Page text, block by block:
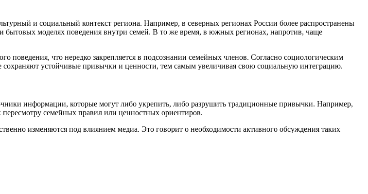
и социальный контекст региона. Например, в северных регионах России более распространены
бытовых моделях поведения внутри семей. В то же время, в южных регионах, напротив, чаще
что нередко закрепляется в подсознании семейных членов. Согласно социологическим
устойчивые привычки и ценности, тем самым увеличивая свою социальную интеграцию.
информации, которые могут либо укрепить, либо разрушить традиционные привычки. Например,
семейных правил или ценностных ориентиров.
изменяются под влиянием медиа. Это говорит о необходимости активного обсуждения таких